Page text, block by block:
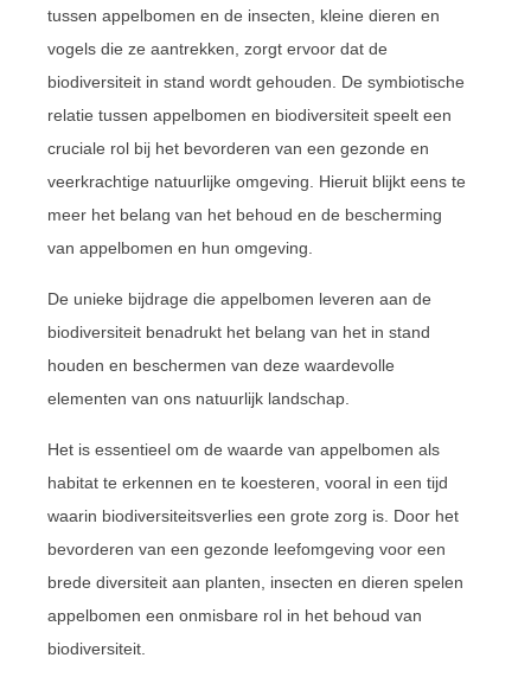
tussen appelbomen en de insecten, kleine dieren en
vogels die ze aantrekken, zorgt ervoor dat de
biodiversiteit in stand wordt gehouden. De symbiotische
relatie tussen appelbomen en biodiversiteit speelt een
cruciale rol bij het bevorderen van een gezonde en
veerkrachtige natuurlijke omgeving. Hieruit blijkt eens te
meer het belang van het behoud en de bescherming
van appelbomen en hun omgeving.
De unieke bijdrage die appelbomen leveren aan de
biodiversiteit benadrukt het belang van het in stand
houden en beschermen van deze waardevolle
elementen van ons natuurlijk landschap.
Het is essentieel om de waarde van appelbomen als
habitat te erkennen en te koesteren, vooral in een tijd
waarin biodiversiteitsverlies een grote zorg is. Door het
bevorderen van een gezonde leefomgeving voor een
brede diversiteit aan planten, insecten en dieren spelen
appelbomen een onmisbare rol in het behoud van
biodiversiteit.